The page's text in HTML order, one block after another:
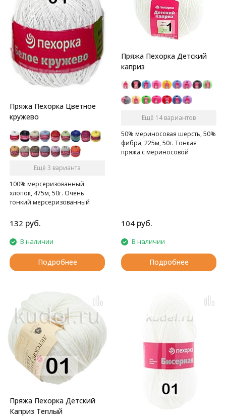
Пряжа Пехорка Цветное
кружево
Ещё 3 варианта
100% мерсеризованный
хлопок, 475м, 50г. Очень
тонкий мерсеризованный
132 руб.
В наличии
Подробнее
Пряжа Пехорка Детский
каприз
Ещё 14 вариантов
50% мериносовая шерсть, 50%
фибра, 225м, 50г. Тонкая
пряжа с мериносовой
104 руб.
В наличии
Подробнее
Пряжа Пехорка Детский
Каприз Теплый